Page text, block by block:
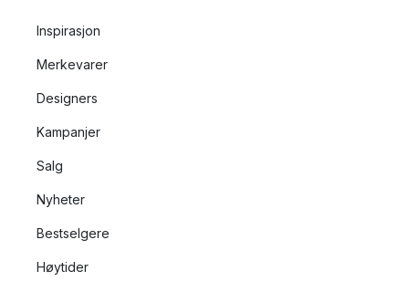
Inspirasjon
Merkevarer
Designers
Kampanjer
Salg
Nyheter
Bestselgere
Høytider